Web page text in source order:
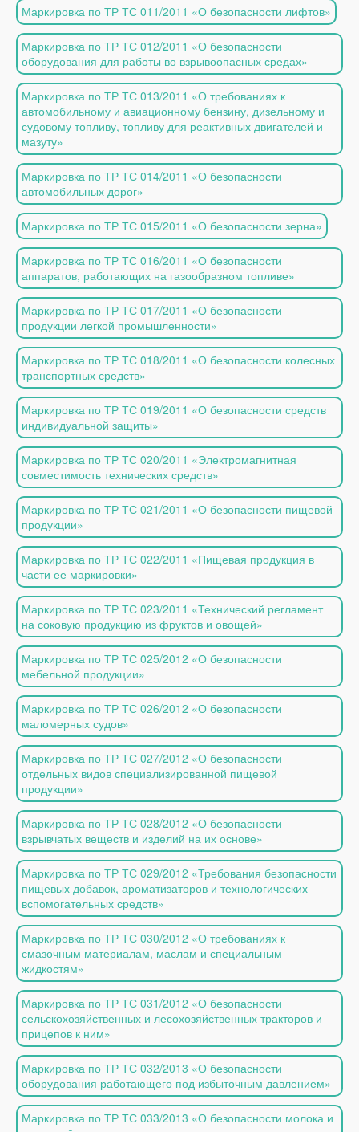
Маркировка по ТР ТС 011/2011 «О безопасности лифтов»
Маркировка по ТР ТС 012/2011 «О безопасности
оборудования для работы во взрывоопасных средах»
Маркировка по ТР ТС 013/2011 «О требованиях к
автомобильному и авиационному бензину, дизельному и
судовому топливу, топливу для реактивных двигателей и
мазуту»
Маркировка по ТР ТС 014/2011 «О безопасности
автомобильных дорог»
Маркировка по ТР ТС 015/2011 «О безопасности зерна»
Маркировка по ТР ТС 016/2011 «О безопасности
аппаратов, работающих на газообразном топливе»
Маркировка по ТР ТС 017/2011 «О безопасности
продукции легкой промышленности»
Маркировка по ТР ТС 018/2011 «О безопасности колесных
транспортных средств»
Маркировка по ТР ТС 019/2011 «О безопасности средств
индивидуальной защиты»
Маркировка по ТР ТС 020/2011 «Электромагнитная
совместимость технических средств»
Маркировка по ТР ТС 021/2011 «О безопасности пищевой
продукции»
Маркировка по ТР ТС 022/2011 «Пищевая продукция в
части ее маркировки»
Маркировка по ТР ТС 023/2011 «Технический регламент
на соковую продукцию из фруктов и овощей»
Маркировка по ТР ТС 025/2012 «О безопасности
мебельной продукции»
Маркировка по ТР ТС 026/2012 «О безопасности
маломерных судов»
Маркировка по ТР ТС 027/2012 «О безопасности
отдельных видов специализированной пищевой
продукции»
Маркировка по ТР ТС 028/2012 «О безопасности
взрывчатых веществ и изделий на их основе»
Маркировка по ТР ТС 029/2012 «Требования безопасности
пищевых добавок, ароматизаторов и технологических
вспомогательных средств»
Маркировка по ТР ТС 030/2012 «О требованиях к
смазочным материалам, маслам и специальным
жидкостям»
Маркировка по ТР ТС 031/2012 «О безопасности
сельскохозяйственных и лесохозяйственных тракторов и
прицепов к ним»
Маркировка по ТР ТС 032/2013 «О безопасности
оборудования работающего под избыточным давлением»
Маркировка по ТР ТС 033/2013 «О безопасности молока и